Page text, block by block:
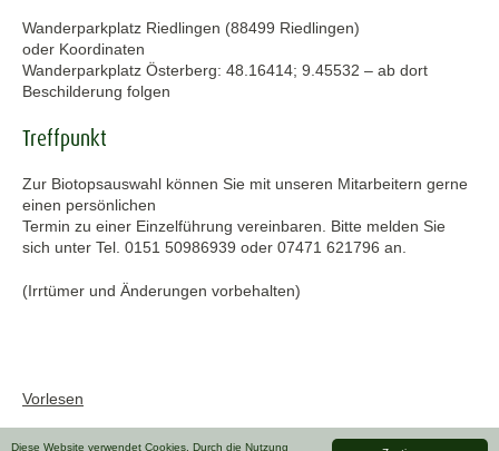
Diese Website verwendet Cookies. Durch die Nutzung
Wanderparkplatz Riedlingen (88499 Riedlingen)
oder Koordinaten
Wanderparkplatz Österberg: 48.16414; 9.45532 – ab dort
Beschilderung folgen
Treffpunkt
Zur Biotopsauswahl können Sie mit unseren Mitarbeitern gerne
einen persönlichen
Termin zu einer Einzelführung vereinbaren. Bitte melden Sie
sich unter Tel. 0151 50986939 oder 07471 621796 an.
(Irrtümer und Änderungen vorbehalten)
Vorlesen